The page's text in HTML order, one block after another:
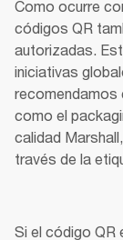
Como ocurre
códigos QR
autorizadas.
iniciativas
recomendamos
como el
calidad
través de la